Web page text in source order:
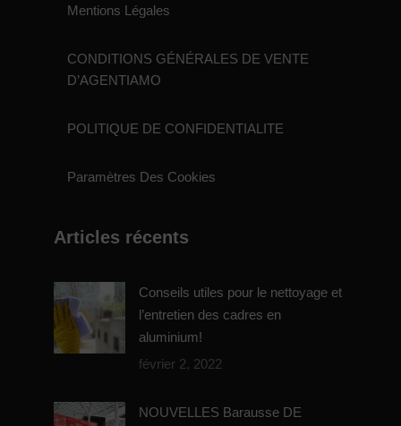
Mentions Légales
CONDITIONS GÉNÉRALES DE VENTE
D’AGENTIAMO
POLITIQUE DE CONFIDENTIALITE
Paramètres Des Cookies
Articles récents
Conseils utiles pour le nettoyage et
l’entretien des cadres en
aluminium!
février 2, 2022
NOUVELLES Barausse DE